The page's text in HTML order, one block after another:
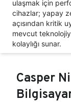
ulaşmak için
cihazlar; yapay
açısından kritik
mevcut
kolaylığı sunar.
Casper